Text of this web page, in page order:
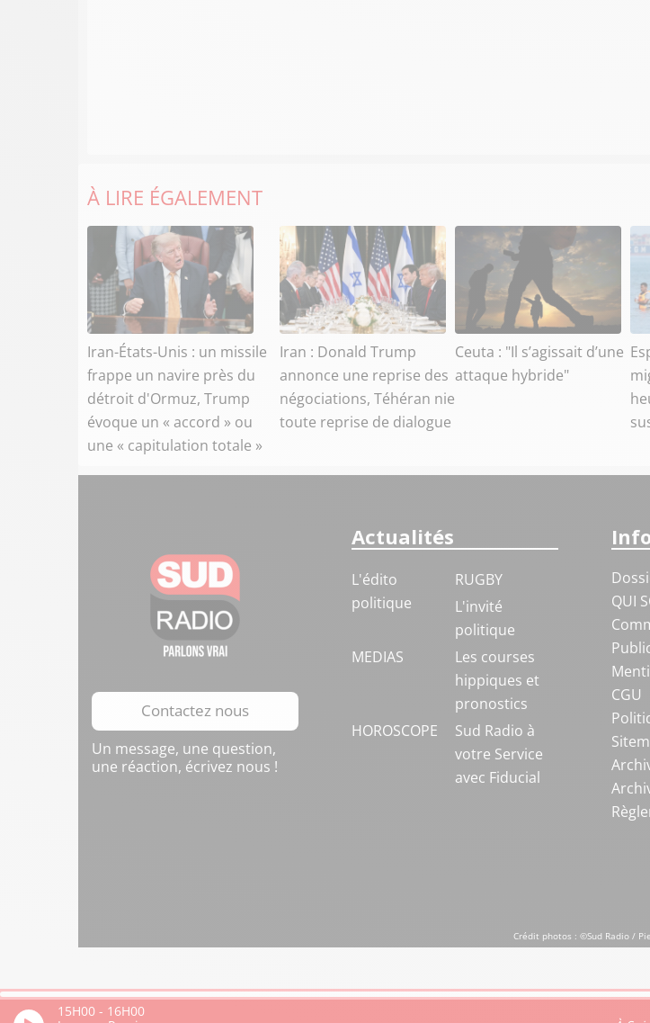
À LIRE ÉGALEMENT
Iran-États-Unis : un missile
frappe un navire près du
détroit d'Ormuz, Trump
évoque un « accord » ou
une « capitulation totale »
Iran : Donald Trump
annonce une reprise des
négociations, Téhéran nie
toute reprise de dialogue
Ceuta : "Il s’agissait d’une
attaque hybride"
Contactez nous
Un message, une question,
une réaction, écrivez nous !
Actualités
L'édito
politique
RUGBY
L'invité
politique
MEDIAS
Les courses
hippiques et
pronostics
HOROSCOPE
Sud Radio à
votre Service
avec Fiducial
QUI
CGU
Crédit photos : ©Sud Radio /
15H00 - 16H00